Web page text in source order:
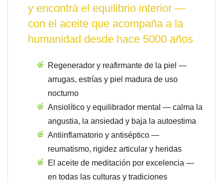
y encontrá el equilibrio interior —
con el aceite que acompaña a la
humanidad desde hace 5000 años
Regenerador y reafirmante de la piel —
arrugas, estrías y piel madura de uso
nocturno
Ansiolítico y equilibrador mental — calma la
angustia, la ansiedad y baja la autoestima
Antiinflamatorio y antiséptico —
reumatismo, rigidez articular y heridas
El aceite de meditación por excelencia —
en todas las culturas y tradiciones